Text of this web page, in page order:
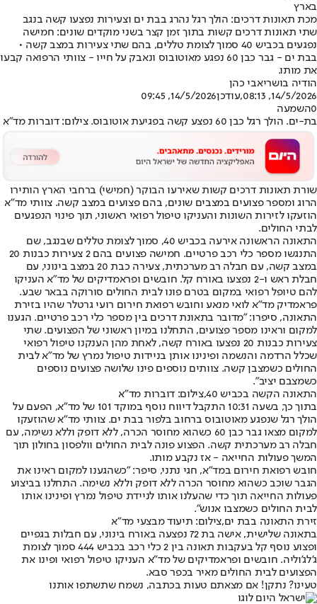
בארץ
מכת תאונות דרכים: הולך רגל נהרג בבת ים וצעירות נפצעו קשה בנגב
שתי תאונות דרכים קשות בתוך זמן קצר בשני מוקדים שונים: חמישה
נפגעים בכביש 40 סמוך לצומת טללים, בהם שתי צעירות במצב קשה •
בבת ים - גבר כבן 60 נפגע מאוטובוס ונאבק על חייו - צוותי הרפואה קבעו
את מותו.
הודיה בושריאבי כהן
14/5/2026, 08:13
,עודכן14/5/2026, 09:45
0השמעה
בת-ים. הולך רגל כבן 60 נפצע קשה בפגיעת אוטובוס. צילום: דוברות מד"א
שורת תאונות דרכים קשות שאירעו הבוקר (חמישי) ברחבי הארץ הותירו
הרוג ומספר פצועים במצבים שונים, בהם פצועים במצב קשה. צוותי מד"א
הוזעקו לזירות השונות והעניקו טיפול רפואי ראשוני, תוך פינוי הנפגעים
לבתי החולים.
התאונה הראשונה אירעה בכביש 40, סמוך לצומת טללים שבנגב, שם
התנגשו מספר כלי רכב פרטיים. חמישה פצועים בהם 2 צעירות כבנות 20
במצב קשה, עם חבלה רב מערכתית, צעירה כבת 20 במצב בינוני, עם
חבלת ראש ו-2 נפצעו באורח קל. חובשים ופראמדיקים של מד"א העניקו
להם טיופל רפואי במקום בטרם פונו לבית החולים סורוקה בבאר שבע.
פראמדיק מד"א לואי מנאע וחובש רפואת חירום רועי גרטלר שהיו בזירת
התאונה, סיפרו: "מדובר בתאונת דרכים בין מספר כלי רכב פרטיים. הגענו
למקום וראינו מספר פצועים, התחלנו במיון ראשוני של הפצועים. שתי
צעירות כבנות 20 נפצעו באורח קשה, לאחת מהן הענקנו טיפול רפואי
שכלל הרדמה והנשמה ופינינו אותן בניידות טיפול נמרץ של מד"א לבית
החולים כשמצבן קשה. צוותים נוספים פינו שלושה פצועים נוספים
כשמצבם יציב".
התאונה הקשה בכביש 40,צילום: דוברות מד"א
בתוך כך, בשעה 10:31 התקבל דיווח נוסף במוקד 101 של מד"א, הפעם על
הולך רגל שנפגע מאוטובוס ברחוב בלפור בבת ים. צוותי מד"א שהוזעקו
למקום מצאו גבר כבן 60 כשהוא מחוסר הכרה, ללא דופק וללא נשימה, עם
חבלה רב מערכתית קשה. הפצוע פונה לבית החולים וולפסון בחולון תוך
המשך פעולות החייאה - אז נקבע מותו.
חובש רפואת חירום במד"א, חגי נתני, סיפר: "כשהגענו למקום ראינו את
הגבר שוכב כשהוא מחוסר הכרה ללא דופק וללא נשימה. התחלנו בביצוע
פעולות החייאה תוך כדי שהעלנו אותו לניידת טיפול נמרץ ופינינו אותו
לבית החולים כשמצבו אנוש".
זירת התאונה בבת ים,צילום: תיעוד מבצעי מד"א
בתאונה שלישית, אישה בת 72 נפצעה באורח בינוני, עם חבלות בגפיים
ופצוע נוסף קל בעקבות תאונה בין 2 כלי רכב בכביש 444 סמוך לצומת
ג'לג'וליה. חובשים ופראמדיקים של מד"א העניקו טיפול רפואי ופינו את
הפצועים לבית החולים מאיר בכפר סבא.
טעינו? נתקן! אם מצאתם טעות בכתבה, נשמח שתשתפו אותנו